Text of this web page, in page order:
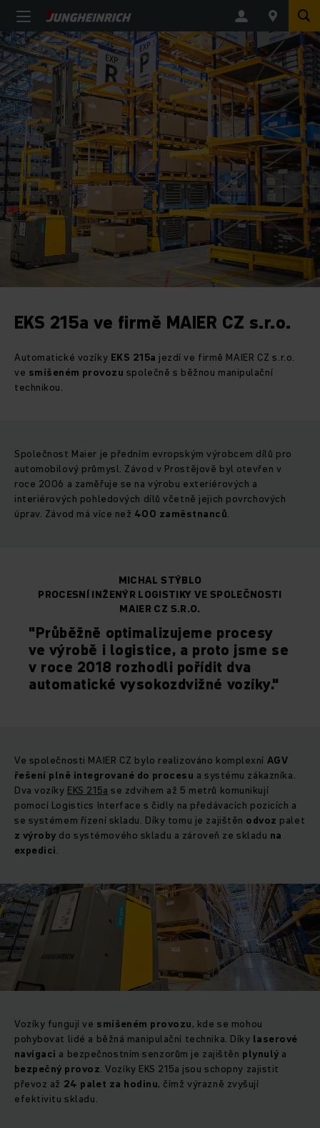
EKS 215a ve firmě MAIER CZ s.r.o.
Automatické vozíky EKS 215a jezdí ve firmě MAIER CZ s.r.o.
ve smíšeném provozu společně s běžnou manipulační
technikou.
Společnost Maier je předním evropským výrobcem dílů pro
automobilový průmysl. Závod v Prostějově byl otevřen v
roce 2006 a zaměřuje se na výrobu exteriérových a
interiérových pohledových dílů včetně jejich povrchových
úprav. Závod má více než 400 zaměstnanců.
MICHAL STÝBLO
PROCESNÍ INŽENÝR LOGISTIKY VE SPOLEČNOSTI
MAIER CZ S.R.O.
"Průběžně optimalizujeme procesy
ve výrobě i logistice, a proto jsme se
v roce 2018 rozhodli pořídit dva
automatické vysokozdvižné vozíky."
Ve společnosti MAIER CZ bylo realizováno komplexní AGV
řešení plně integrované do procesu a systému zákazníka.
Dva vozíky EKS 215a se zdvihem až 5 metrů komunikují
pomocí Logistics Interface s čidly na předávacích pozicích a
se systémem řízení skladu. Díky tomu je zajištěn odvoz palet
z výroby do systémového skladu a zároveň ze skladu na
expedici.
Vozíky fungují ve smíšeném provozu, kde se mohou
pohybovat lidé a běžná manipulační technika. Díky laserové
navigaci a bezpečnostním senzorům je zajištěn plynulý a
bezpečný provoz. Vozíky EKS 215a jsou schopny zajistit
převoz až 24 palet za hodinu, čímž výrazně zvyšují
efektivitu skladu.